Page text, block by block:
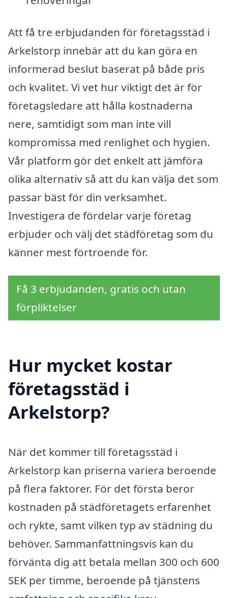
Att få tre erbjudanden för företagsstäd i
Arkelstorp innebär att du kan göra en
informerad beslut baserat på både pris
och kvalitet. Vi vet hur viktigt det är för
företagsledare att hålla kostnaderna
nere, samtidigt som man inte vill
kompromissa med renlighet och hygien.
Vår platform gör det enkelt att jämföra
olika alternativ så att du kan välja det som
passar bäst för din verksamhet.
Investigera de fördelar varje företag
erbjuder och välj det städföretag som du
känner mest förtroende för.
Få 3 erbjudanden, gratis och utan
förpliktelser
Hur mycket kostar
företagsstäd i
Arkelstorp?
När det kommer till företagsstäd i
Arkelstorp kan priserna variera beroende
på flera faktorer. För det första beror
kostnaden på städföretagets erfarenhet
och rykte, samt vilken typ av städning du
behöver. Sammanfattningsvis kan du
förvänta dig att betala mellan 300 och 600
SEK per timme, beroende på tjänstens